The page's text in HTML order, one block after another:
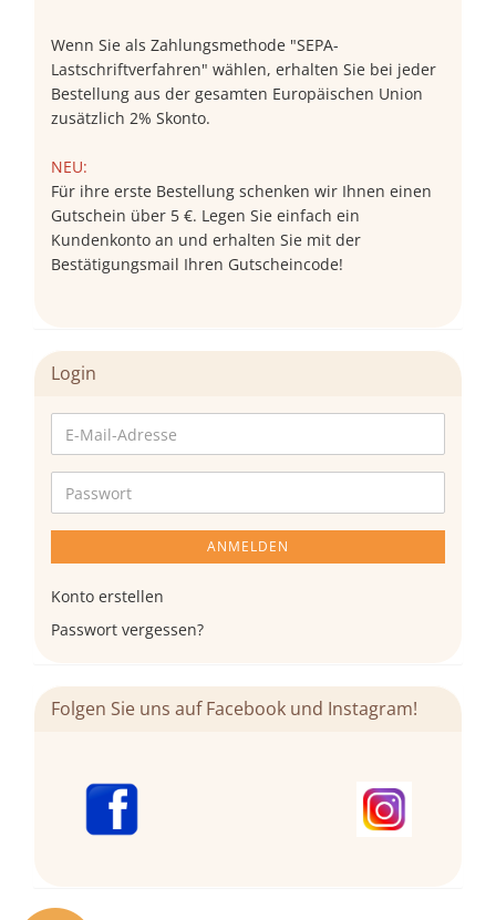
Wenn Sie als Zahlungsmethode "SEPA-
Lastschriftverfahren" wählen, erhalten Sie bei jeder
Bestellung aus der gesamten Europäischen Union
zusätzlich 2% Skonto.
NEU:
Für ihre erste Bestellung schenken wir Ihnen einen
Gutschein über 5 €. Legen Sie einfach ein
Kundenkonto an und erhalten Sie mit der
Bestätigungsmail Ihren Gutscheincode!
Login
E-
Mail-
Adresse
Passwort
ANMELDEN
Konto erstellen
Passwort vergessen?
Folgen Sie uns auf Facebook und Instagram!